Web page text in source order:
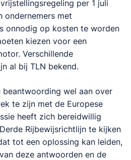
per 1 juli
ondernemers met
onnodig op kosten te worden
kiezen voor een
Verschillende
al bij TLN bekend.
wel aan over
te zijn met de Europese
heeft zich bereidwillig
Rijbewijsrichtlijn te kijken
tot een oplossing kan leiden,
deze antwoorden en de